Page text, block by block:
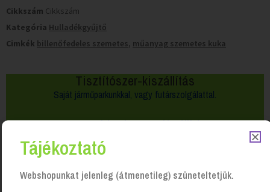
Cikkszám Cikkszám
Kategória Hulladékgyűjtő
Cimkék billenőfedeles szemetes, műanyag szemetes kuka
Tisztítószer-kiszállítás
Saját járműparkunkkal, vagy futárszolgálattal.
50 000 Ft felettingyenes kiszállítás!
Tájékoztató
Webshopunkat jelenleg (átmenetileg) szüneteltetjük.